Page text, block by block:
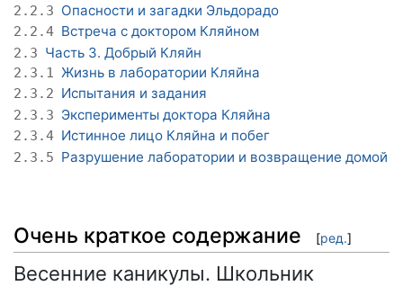
2.2.3 Опасности и загадки Эльдорадо
2.2.4 Встреча с доктором Кляйном
2.3 Часть 3. Добрый Кляйн
2.3.1 Жизнь в лаборатории Кляйна
2.3.2 Испытания и задания
2.3.3 Эксперименты доктора Кляйна
2.3.4 Истинное лицо Кляйна и побег
2.3.5 Разрушение лаборатории и возвращение домой
Очень краткое содержание [ред.]
Весенние каникулы. Школьник